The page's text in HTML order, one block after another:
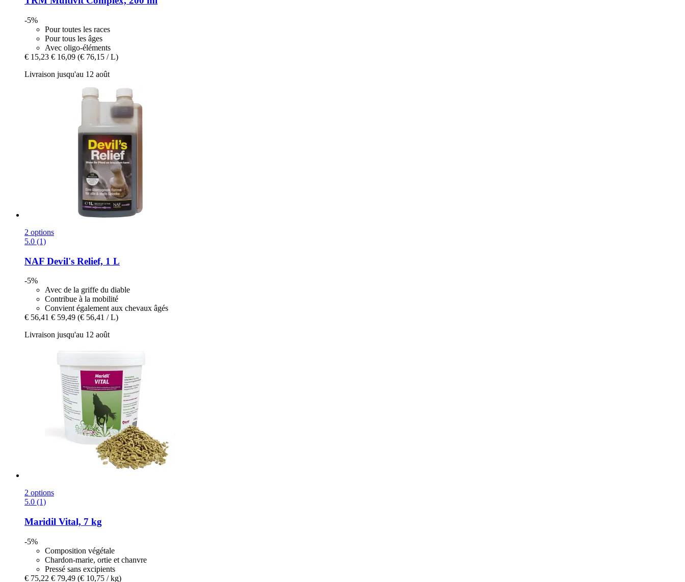
-5%
Pour toutes les races
Pour tous les âges
Avec oligo-éléments
€ 15,23 € 16,09 (€ 76,15 / L)
Livraison jusqu'au 12 août
2 options
5.0 (1)
NAF Devil's Relief, 1 L
-5%
Avec de la griffe du diable
Contribue à la mobilité
Convient également aux chevaux âgés
€ 56,41 € 59,49 (€ 56,41 / L)
Livraison jusqu'au 12 août
2 options
5.0 (1)
Maridil Vital, 7 kg
-5%
Composition végétale
Chardon-marie, ortie et chanvre
Pressé sans excipients
€ 75,22 € 79,49 (€ 10,75 / kg)